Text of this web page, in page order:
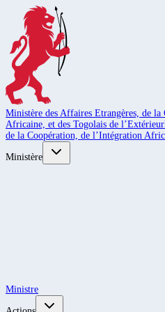
Ministère des Affaires Etrangères, de
Africaine, et des Togolais de l’Extérieur
de la Coopération, de l’Intégration
Ministère
Ministre